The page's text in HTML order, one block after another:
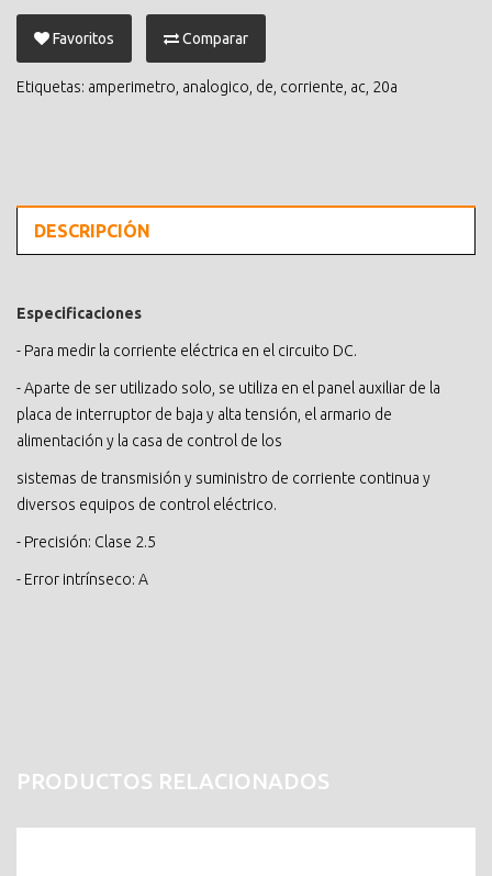
Favoritos Comparar
Etiquetas: amperimetro analogico de corriente ac 20a
DESCRIPCIÓN
Especificaciones
- Para medir la corriente eléctrica en el circuito DC.
- Aparte de ser utilizado solo, se utiliza en el panel auxiliar de la
placa de interruptor de baja y alta tensión, el armario de
alimentación y la casa de control de los
sistemas de transmisión y suministro de corriente continua y
diversos equipos de control eléctrico.
- Precisión: Clase 2.5
- Error intrínseco: A
PRODUCTOS RELACIONADOS